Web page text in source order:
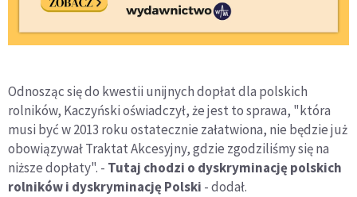
Odnosząc się do kwestii unijnych dopłat dla polskich
rolników, Kaczyński oświadczył, że jest to sprawa, "która
musi być w 2013 roku ostatecznie załatwiona, nie będzie już
obowiązywał Traktat Akcesyjny, gdzie zgodziliśmy się na
niższe dopłaty". - Tutaj chodzi o dyskryminację polskich
rolników i dyskryminację Polski - dodał.